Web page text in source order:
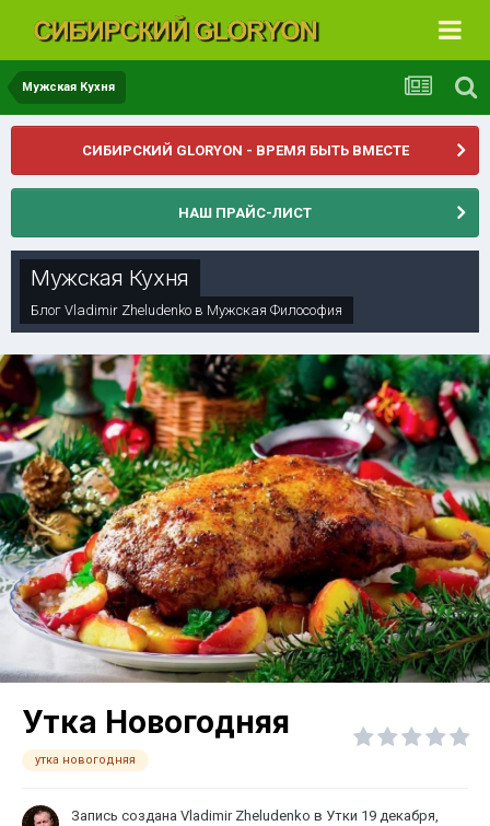
Мужская Кухня
СИБИРСКИЙ GLORYON - ВРЕМЯ БЫТЬ ВМЕСТЕ
НАШ ПРАЙС-ЛИСТ
Мужская Кухня
Блог Vladimir Zheludenko в Мужская Философия
Утка Новогодняя
утка новогодняя
Запись создана Vladimir Zheludenko в Утки 19 декабря,